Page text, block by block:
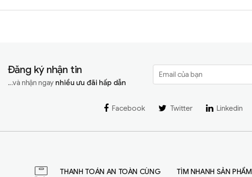
Đăng ký nhận tin
...và nhận ngay nhiều ưu đãi hấp dẫn
Facebook Twitter Linkedin
THANH TOÁN AN TOÀN CÙNG TÌM NHANH SẢN PHẨM